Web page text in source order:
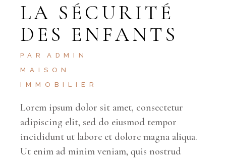
LA SÉCURITÉ
DES ENFANTS
PAR
ADMIN
MAISON
IMMOBILIER
Lorem ipsum dolor sit amet, consectetur
adipiscing elit, sed do eiusmod tempor
incididunt ut labore et dolore magna aliqua.
Ut enim ad minim veniam, quis nostrud